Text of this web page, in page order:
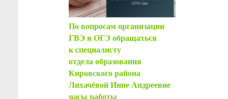
По вопросам организации
ГВЭ и ОГЭ обращаться
к специалисту
отдела образования
Кировского района
Лихачёвой Инне Андреевне
часы работы